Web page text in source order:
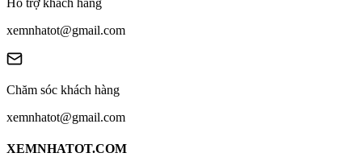
Hỗ trợ khách hàng
xemnhatot@gmail.com
Chăm sóc khách hàng
xemnhatot@gmail.com
XEMNHATOT.COM